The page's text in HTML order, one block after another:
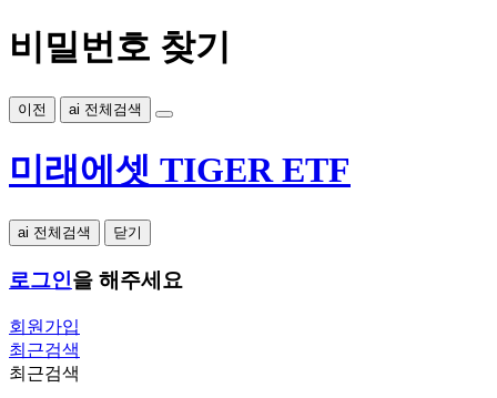
비밀번호 찾기
이전 ai 전체검색
미래에셋 TIGER ETF
ai 전체검색 닫기
로그인을 해주세요
회원가입
최근검색
최근검색